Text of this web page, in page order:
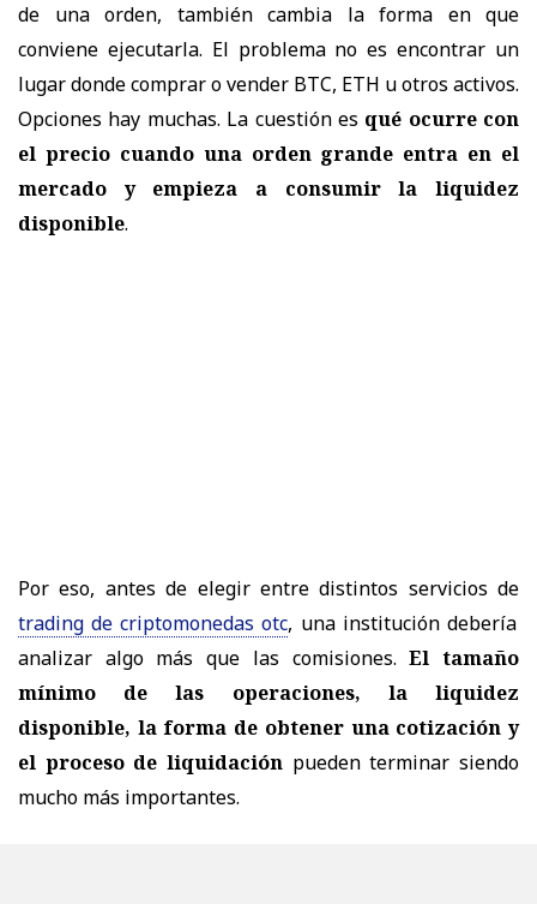
de una orden, también cambia la forma en que
conviene ejecutarla. El problema no es encontrar un
lugar donde comprar o vender BTC, ETH u otros activos.
Opciones hay muchas. La cuestión es qué ocurre con
el precio cuando una orden grande entra en el
mercado y empieza a consumir la liquidez
disponible.
Por eso, antes de elegir entre distintos servicios de
trading de criptomonedas otc, una institución debería
analizar algo más que las comisiones.El tamaño
mínimo de las operaciones, la liquidez
disponible, la forma de obtener una cotización y
el proceso de liquidación pueden terminar siendo
mucho más importantes.